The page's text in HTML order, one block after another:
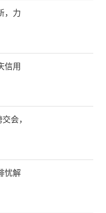
，力
信用
会，
忧解